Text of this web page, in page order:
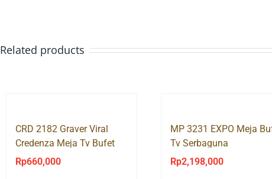
Related products
CRD 2182 Graver Viral
Credenza Meja Tv Bufet
Rak Tv
Rp660,000
MP 3231 EXPO Meja
Tv Serbaguna
Rp2,198,000